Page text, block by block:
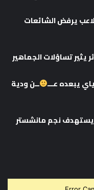
يرفض الشائعات
يثير تساؤلات الجماهير
يبعده عـــ ــن ودية
نجم مانشستر